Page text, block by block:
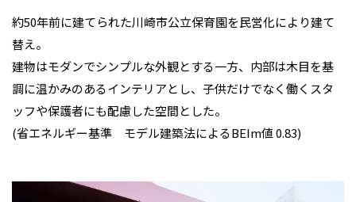
約50年前に建てられた川崎市公立保育園を民営化により建て
替え。
建物はモダンでシンプルな外観とする一方、内部は木目を基
調に温かみのあるインテリアとし、子供だけでなく働くスタ
ッフや保護者にも配慮した空間とした。
(省エネルギー基準 モデル建築法によるBEIm値 0.83)